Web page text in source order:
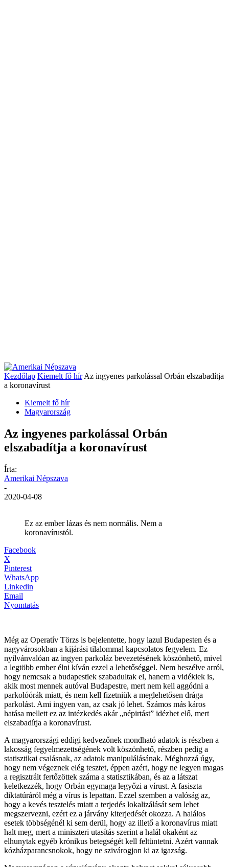
Kezdőlap Kiemelt fő hír Az ingyenes parkolással Orbán elszabadítja
a koronavírust
Kiemelt fő hír
Magyarország
Az ingyenes parkolással Orbán
elszabadítja a koronavírust
Írta:
Amerikai Népszava
-
2020-04-08
Ez az ember lázas és nem normális. Nem a
koronavírustól.
Facebook
X
Pinterest
WhatsApp
Linkedin
Email
Nyomtatás
Még az Operatív Törzs is bejelentette, hogy lazul Budapesten és a
nagyvárosokban a kijárási tilalommal kapcsolatos fegyelem. Ez
nyilvánvalóan az ingyen parkoláz bevezetésének köszönhető, mivel
a legtöbb ember élni kíván ezzel a lehetőséggel. Nem beszélve arról,
hogy nemcsak a budapestiek szabadultak el, hanem a vidékiek is,
akik most mennek autóval Budapestre, mert nem kell aggódni a
parkolóórák miatt, és nem kell fizetniük a meglehetősen drága
parkolást. Ami ingyen van, az csak jó lehet. Számos más káros
hatása mellett ez az intézkedés akár „népirtást” idézhet elő, mert
elszabadítja a koronavírust.
A magyarországi eddigi kedvezőnek mondható adatok is részben a
lakosság fegyelmezettségének volt köszönhető, részben pedig a
statisztikai csalásnak, az adatok manipulálásának. Méghozzá úgy,
hogy nem végeznek elég tesztet, éppen azért, hogy ne legyen magas
a regisztrált fertőzöttek száma a statisztikában, és az a látszat
keletkezzék, hogy Orbán egymaga legyőzi a vírust. A fasiszta
diktatúráról még a vírus is lepattan. Ezzel szemben a valóság az,
hogy a kevés tesztelés miatt a terjedés lokalizálását sem lehet
megszervezni, ezért ez a járvány kiterjedését okozza. A halálos
esetek többségénél ki sem derül, hogy az illető a koronavírus miatt
halt meg, mert a miniszteri utasítás szerint a halál okaként az
elhunytak egyéb krónikus betegségét kell feltüntetni. Azért vannak
kózházparancsnokok, hogy ne szivárogjon ki az igazság.